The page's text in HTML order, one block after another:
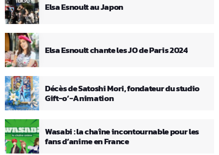
Elsa Esnoult au Japon
Elsa Esnoult chante les JO de Paris 2024
Décès de Satoshi Mori, fondateur du studio
Gift-o’-Animation
Wasabi : la chaîne incontournable pour les
fans d’anime en France